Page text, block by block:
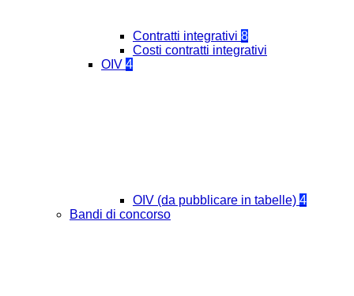
Contratti integrativi 8
Costi contratti integrativi
OIV 4
OIV (da pubblicare in tabelle) 4
Bandi di concorso